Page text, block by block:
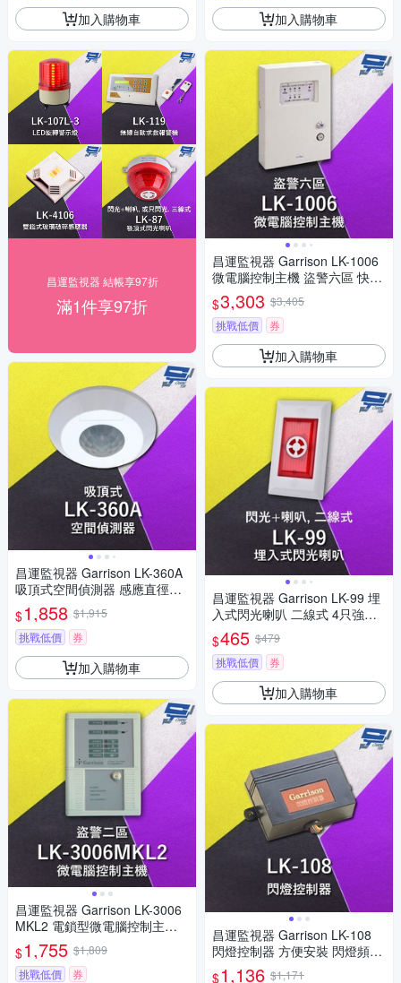
加入購物車
昌運監視器 結帳享97折
滿1件享97折
昌運監視器 Garrison LK-360A
吸頂式空間偵測器 感應直徑最
遠11m
$1,858 $1,915
挑戰低價
券
加入購物車
昌運監視器 Garrison LK-3006
MKL2 電鎖型微電腦控制主機
二區盜警 內藏喇叭
$1,755 $1,809
挑戰低價
券
加入購物車
昌運監視器 Garrison LK-1006
微電腦控制主機 盜警六區 快速
偵測及終端電阻防破壞設計
$3,303 $3,405
挑戰低價
券
加入購物車
昌運監視器 Garrison LK-99 埋
入式閃光喇叭 二線式 4只強光L
ED 逆接保護
$465 $479
挑戰低價
券
加入購物車
昌運監視器 Garrison LK-108
閃燈控制器 方便安裝 閃燈頻率
1~1.5Hz
$1,136 $1,171